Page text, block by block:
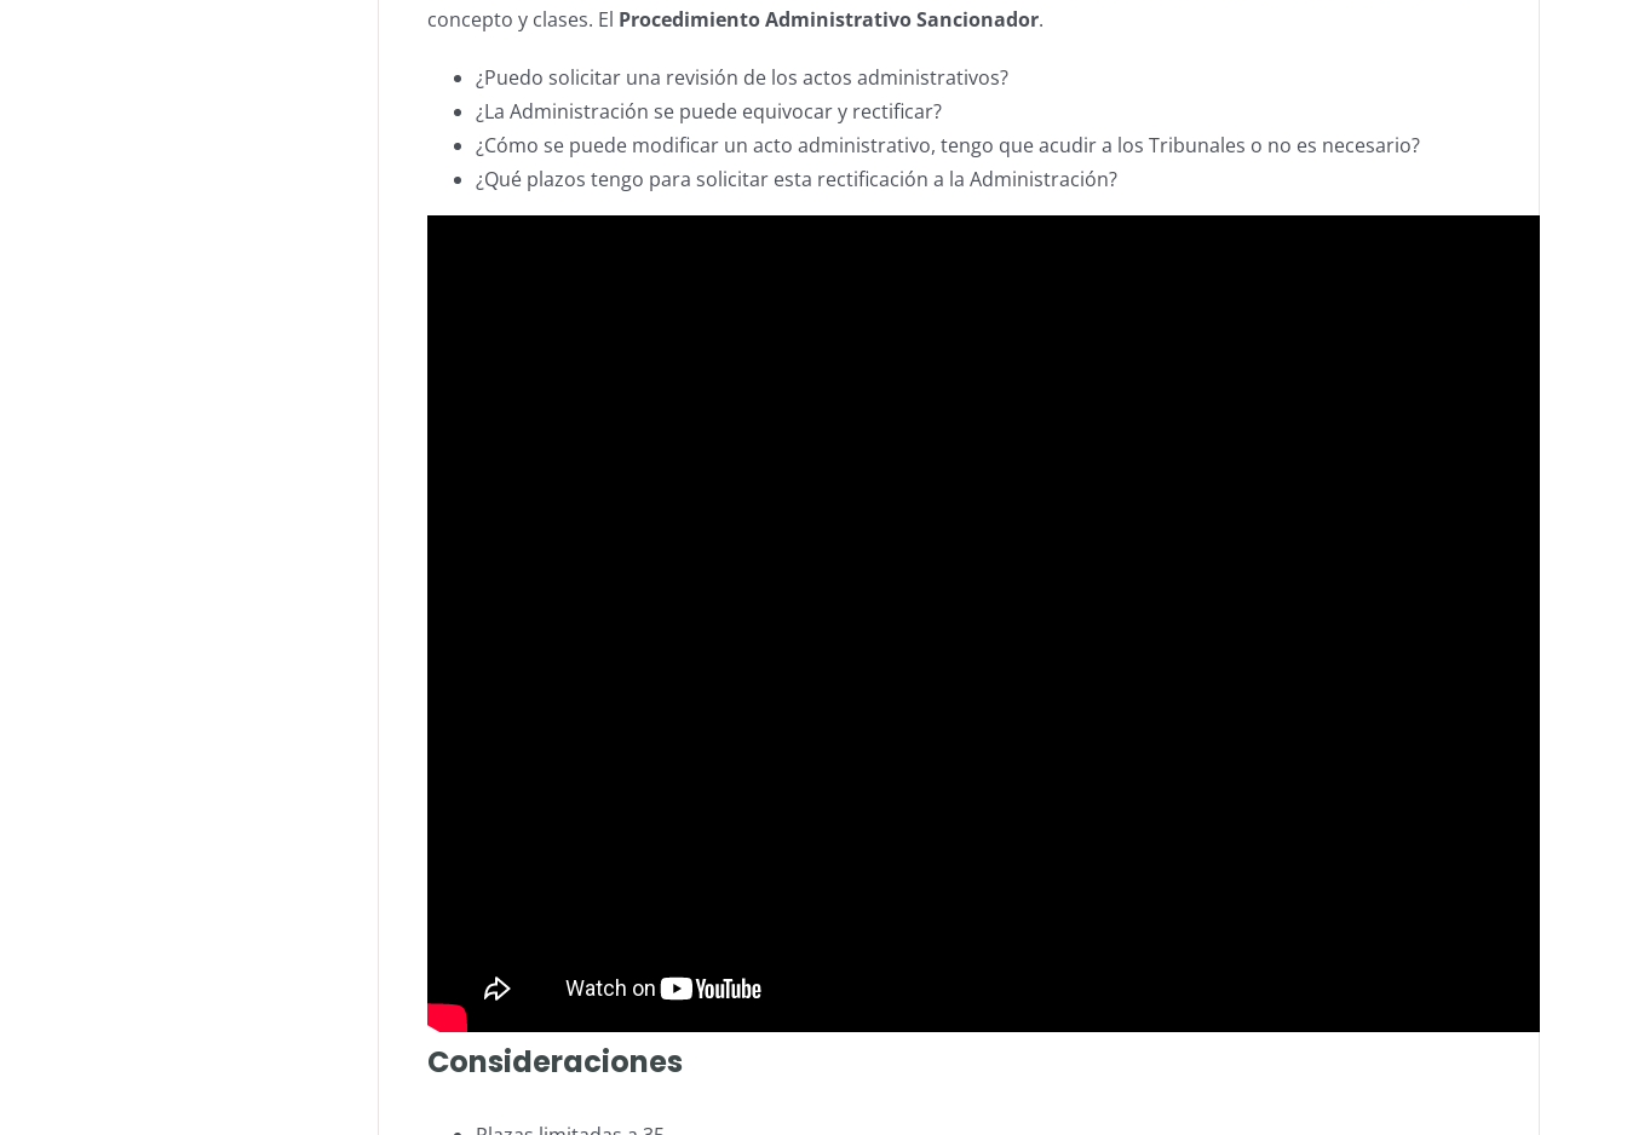
concepto y clases. El Procedimiento Administrativo Sancionador.
¿Puedo solicitar una revisión de los actos administrativos?
¿La Administración se puede equivocar y rectificar?
¿Cómo se puede modificar un acto administrativo, tengo que acudir a los Tribunales o no es necesario?
¿Qué plazos tengo para solicitar esta rectificación a la Administración?
Consideraciones